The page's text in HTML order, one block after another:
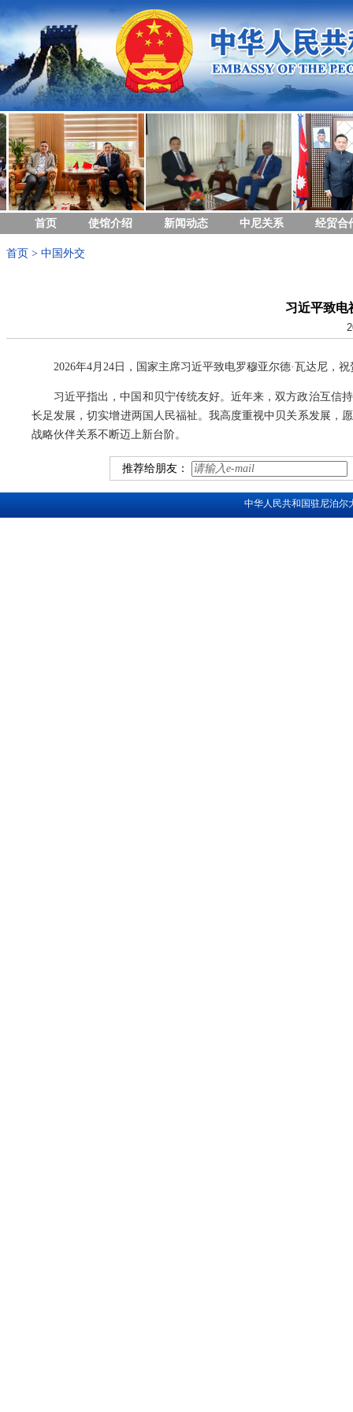
首页 使馆介绍 新闻动态 中尼关系 经贸合
首页 > 中国外交
习近平致电
2026年4月24日，国家主席习近平致电罗穆亚尔德·瓦达尼，
习近平指出，中国和贝宁传统友好。近年来，双方政治互信
长足发展，切实增进两国人民福祉。我高度重视中贝关系发展，
战略伙伴关系不断迈上新台阶。
推荐给朋友：
中华人民共和国驻尼泊尔